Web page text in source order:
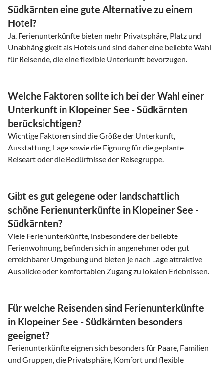
Südkärnten eine gute Alternative zu einem
Hotel?
Ja. Ferienunterkünfte bieten mehr Privatsphäre, Platz und
Unabhängigkeit als Hotels und sind daher eine beliebte Wahl
für Reisende, die eine flexible Unterkunft bevorzugen.
Welche Faktoren sollte ich bei der Wahl einer
Unterkunft in Klopeiner See - Südkärnten
berücksichtigen?
Wichtige Faktoren sind die Größe der Unterkunft,
Ausstattung, Lage sowie die Eignung für die geplante
Reiseart oder die Bedürfnisse der Reisegruppe.
Gibt es gut gelegene oder landschaftlich
schöne Ferienunterkünfte in Klopeiner See -
Südkärnten?
Viele Ferienunterkünfte, insbesondere der beliebte
Ferienwohnung, befinden sich in angenehmer oder gut
erreichbarer Umgebung und bieten je nach Lage attraktive
Ausblicke oder komfortablen Zugang zu lokalen Erlebnissen.
Für welche Reisenden sind Ferienunterkünfte
in Klopeiner See - Südkärnten besonders
geeignet?
Ferienunterkünfte eignen sich besonders für Paare, Familien
und Gruppen, die Privatsphäre, Komfort und flexible